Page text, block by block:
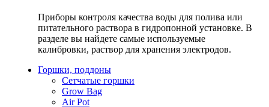
Приборы контроля качества воды для полива или
питательного раствора в гидропонной установке. В
разделе вы найдете самые используемые
калибровки, раствор для хранения электродов.
Горшки, поддоны
Сетчатые горшки
Grow Bag
Air Pot